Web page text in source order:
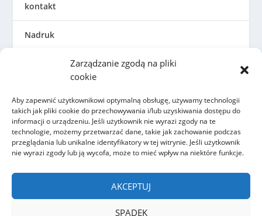
Zarządzanie zgodą na pliki
cookie
Aby zapewnić użytkownikowi optymalną obsługę, używamy technologii
takich jak pliki cookie do przechowywania i/lub uzyskiwania dostępu do
informacji o urządzeniu. Jeśli użytkownik nie wyrazi zgody na te
technologie, możemy przetwarzać dane, takie jak zachowanie podczas
przeglądania lub unikalne identyfikatory w tej witrynie. Jeśli użytkownik
nie wyrazi zgody lub ją wycofa, może to mieć wpływ na niektóre funkcje.
AKCEPTUJ
SPADEK
kontakt
Nadruk
Ogólne warunki handlowe
Dyrektywa w sprawie plików cookie (UE)